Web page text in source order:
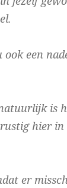
ook een
is
hier in
er